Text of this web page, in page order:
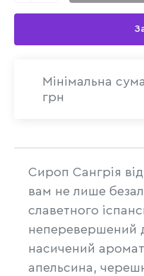
Мінімальна
грн
Сироп Сангрія
вам не лише
славетного
неперевершений
насичений аромат
апельсина,